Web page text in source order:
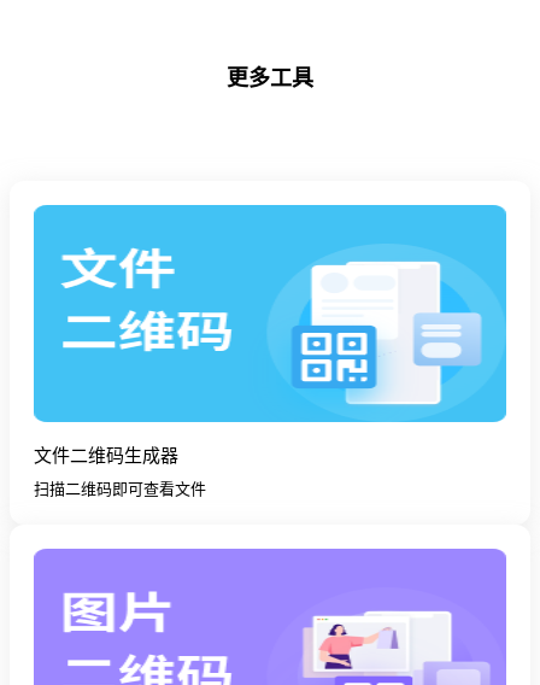
更多工具
文件二维码生成器
扫描二维码即可查看文件